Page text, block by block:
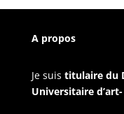
A propos
Je suis titulaire du
Universitaire